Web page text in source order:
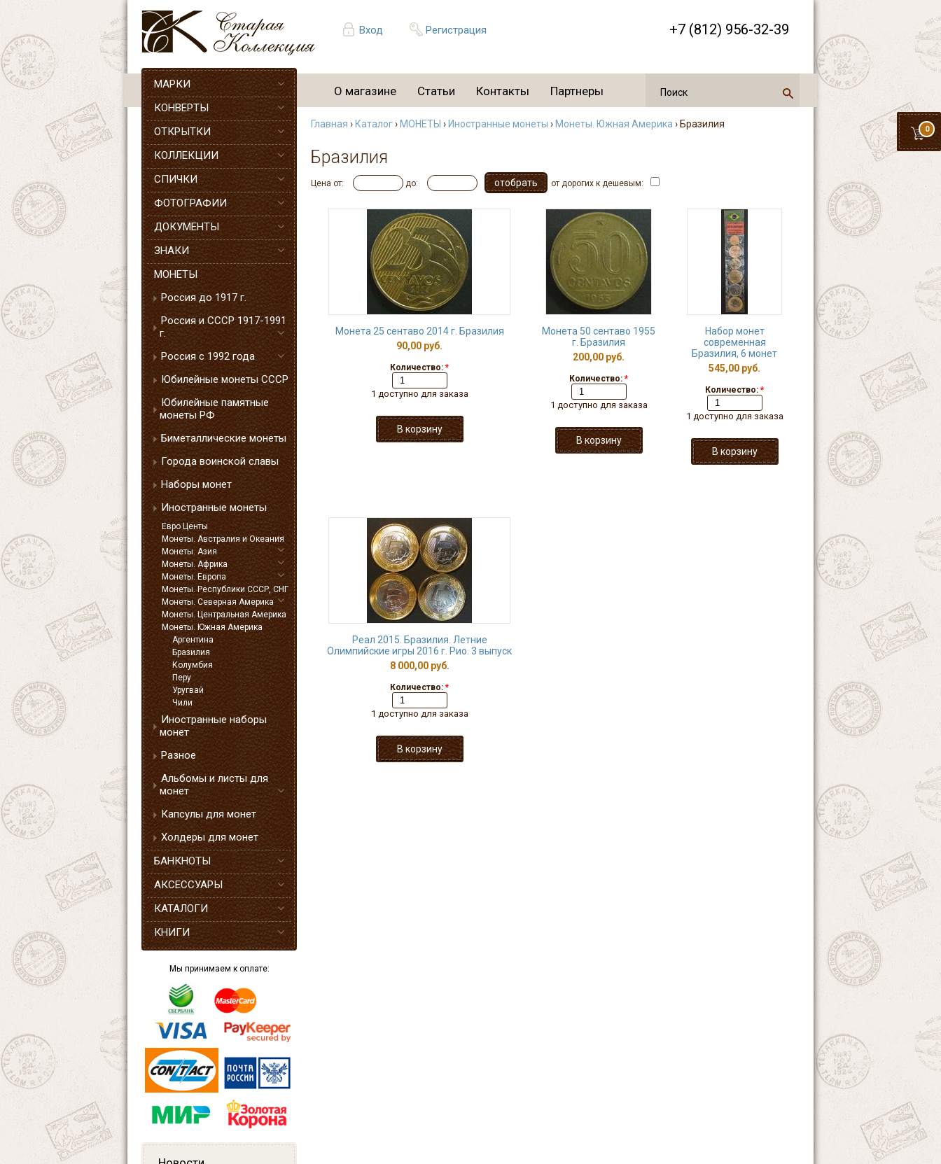
Вход Регистрация +7 (812) 956-32-39
0
О магазине Статьи Контакты Партнеры
МАРКИ
КОНВЕРТЫ
ОТКРЫТКИ
КОЛЛЕКЦИИ
СПИЧКИ
ФОТОГРАФИИ
ДОКУМЕНТЫ
ЗНАКИ
МОНЕТЫ
Россия до 1917 г.
Россия и СССР 1917-1991
г.
Россия с 1992 года
Юбилейные монеты СССР
Юбилейные памятные
монеты РФ
Биметаллические монеты
Города воинской славы
Наборы монет
Иностранные монеты
Евро Центы
Монеты. Австралия и Океания
Монеты. Азия
Монеты. Африка
Монеты. Европа
Монеты. Республики СССР, СНГ
Монеты. Северная Америка
Монеты. Центральная Америка
Монеты. Южная Америка
Аргентина
Бразилия
Колумбия
Перу
Уругвай
Чили
Иностранные наборы
монет
Разное
Альбомы и листы для
монет
Капсулы для монет
Холдеры для монет
БАНКНОТЫ
АКСЕССУАРЫ
КАТАЛОГИ
КНИГИ
Мы принимаем к оплате:
Главная › Каталог› МОНЕТЫ › Иностранные монеты › Монеты. Южная Америка › Бразилия
Бразилия
Цена от: до: от дорогих к дешевым:
Монета 25 сентаво 2014 г. Бразилия
90,00 руб.
Количество: *
1 доступно для заказа
Монета 50 сентаво 1955
г. Бразилия
200,00 руб.
Количество: *
1 доступно для заказа
Набор монет
современная
Бразилия, 6 монет
545,00 руб.
Количество: *
1 доступно для заказа
Реал 2015. Бразилия. Летние
Олимпийские игры 2016 г. Рио. 3 выпуск
8 000,00 руб.
Количество: *
1 доступно для заказа